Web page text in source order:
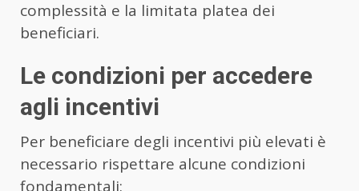
complessità e la limitata platea dei
beneficiari.
Le condizioni per accedere
agli incentivi
Per beneficiare degli incentivi più elevati è
necessario rispettare alcune condizioni
fondamentali: